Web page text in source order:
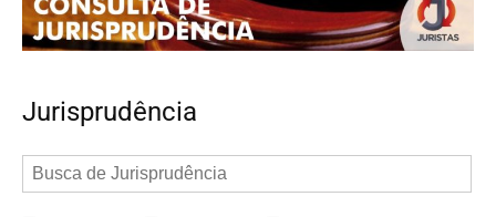
Jurisprudência